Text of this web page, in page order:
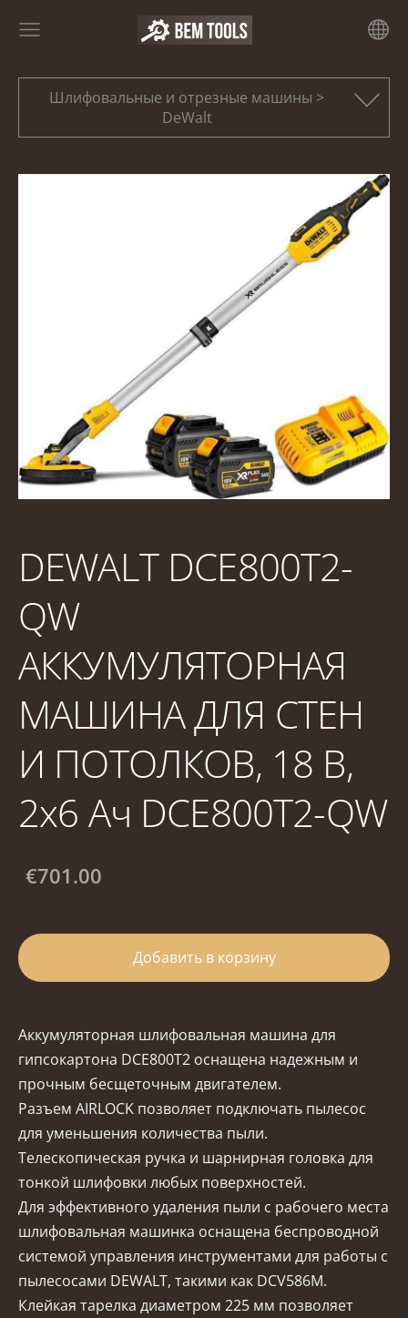
Шлифовальные и отрезные машины >
DeWalt
DEWALT DCE800T2-
QW
АККУМУЛЯТОРНАЯ
МАШИНА ДЛЯ СТЕН
И ПОТОЛКОВ, 18 В,
2x6 Ач DCE800T2-QW
€701.00
Добавить в корзину
Аккумуляторная шлифовальная машина для
гипсокартона DCE800T2 оснащена надежным и
прочным бесщеточным двигателем.
Разъем AIRLOCK позволяет подключать пылесос
для уменьшения количества пыли.
Телескопическая ручка и шарнирная головка для
тонкой шлифовки любых поверхностей.
Для эффективного удаления пыли с рабочего места
шлифовальная машинка оснащена беспроводной
системой управления инструментами для работы с
пылесосами DEWALT, такими как DCV586M.
Клейкая тарелка диаметром 225 мм позволяет